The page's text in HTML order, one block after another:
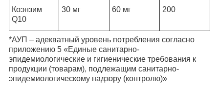
Коэнзим
Q10
30 мг 60 мг 200
*АУП – адекватный уровень потребления согласно
приложению 5 «Единые санитарно-
эпидемиологические и гигиенические требования к
продукции (товарам), подлежащим санитарно-
эпидемиологическому надзору (контролю)»